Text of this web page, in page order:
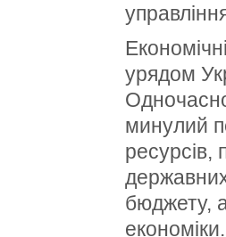
урядом
минулий
ресурсів,
бюджету,